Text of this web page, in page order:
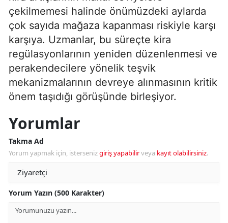
çekilmemesi halinde önümüzdeki aylarda
çok sayıda mağaza kapanması riskiyle karşı
karşıya. Uzmanlar, bu süreçte kira
regülasyonlarının yeniden düzenlenmesi ve
perakendecilere yönelik teşvik
mekanizmalarının devreye alınmasının kritik
önem taşıdığı görüşünde birleşiyor.
Yorumlar
Takma Ad
Yorum yapmak için, istersenizgiriş yapabilirveya kayıt olabilirsiniz.
Yorum Yazın (500 Karakter)